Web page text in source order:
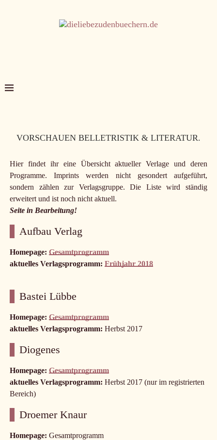
VORSCHAUEN BELLETRISTIK & LITERATUR.
Hier findet ihr eine Übersicht aktueller Verlage und deren
Programme. Imprints werden nicht gesondert aufgeführt,
sondern zählen zur Verlagsgruppe. Die Liste wird ständig
erweitert und ist noch nicht aktuell.
Seite in Bearbeitung!
Aufbau Verlag
Homepage: Gesamtprogramm
aktuelles Verlagsprogramm: Frühjahr 2018
Bastei Lübbe
Homepage: Gesamtprogramm
aktuelles Verlagsprogramm: Herbst 2017
Diogenes
Homepage: Gesamtprogramm
aktuelles Verlagsprogramm: Herbst 2017 (nur im registrierten
Bereich)
Droemer Knaur
Homepage: Gesamtprogramm